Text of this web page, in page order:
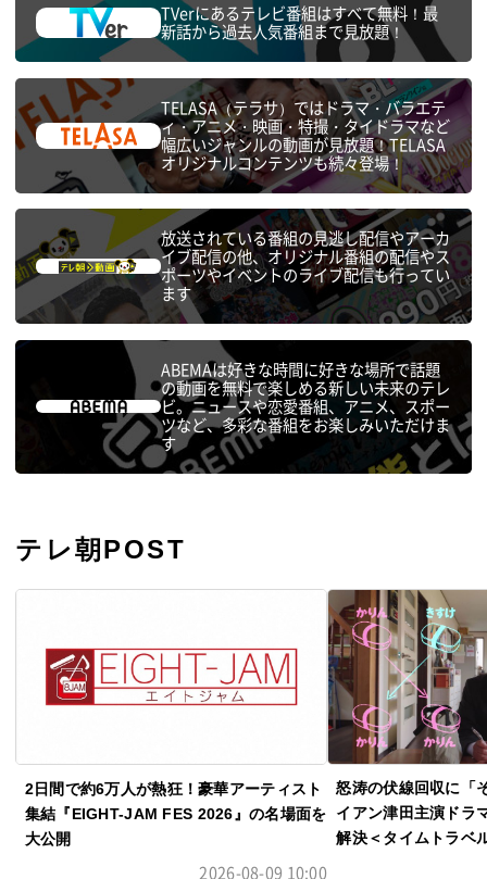
TVerにあるテレビ番組はすべて無料！最
新話から過去人気番組まで見放題！
TELASA（テラサ）ではドラマ・バラエテ
ィ・アニメ・映画・特撮・タイドラマなど
幅広いジャンルの動画が見放題！TELASA
オリジナルコンテンツも続々登場！
放送されている番組の見逃し配信やアーカ
イブ配信の他、オリジナル番組の配信やス
ポーツやイベントのライブ配信も行ってい
ます
ABEMAは好きな時間に好きな場所で話題
の動画を無料で楽しめる新しい未来のテレ
ビ。ニュースや恋愛番組、アニメ、スポー
ツなど、多彩な番組をお楽しみいただけま
す
テレ朝POST
2日間で約6万人が熱狂！豪華アーティスト
集結『EIGHT-JAM FES 2026』の名場面を
大公開
2026-08-09 10:00
怒涛の伏線回収に「
イアン津田主演ドラ
解決＜タイムトラベ